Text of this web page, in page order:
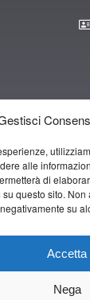
alle
di
questo sito.
su
Accetta
Nega
le erogazioni
impresa
52 della L.
link
S.A.S. DI